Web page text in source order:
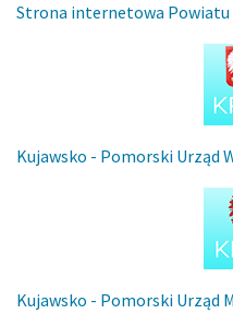
Strona internetowa Powiatu
Kujawsko - Pomorski Urząd
Kujawsko - Pomorski Urząd